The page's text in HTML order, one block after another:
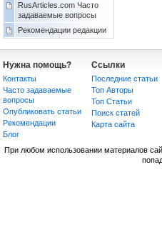
RusArticles.com Часто
задаваемые вопросы
Рекомендации редакции
Нужна помощь?
Контакты
Часто задаваемые
вопросы
Опубликовать статьи
Рекомендации
Блог
Ссылки
Последние статьи
Топ Авторы
Топ Статьи
Поиск статей
Карта сайта
При любом использовании материалов